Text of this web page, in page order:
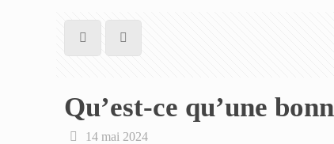
Qu’est-ce qu’une
14 mai 2024